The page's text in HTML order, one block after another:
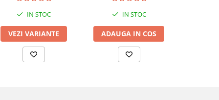
IN STOC
VEZI VARIANTE
IN STOC
ADAUGA IN COS